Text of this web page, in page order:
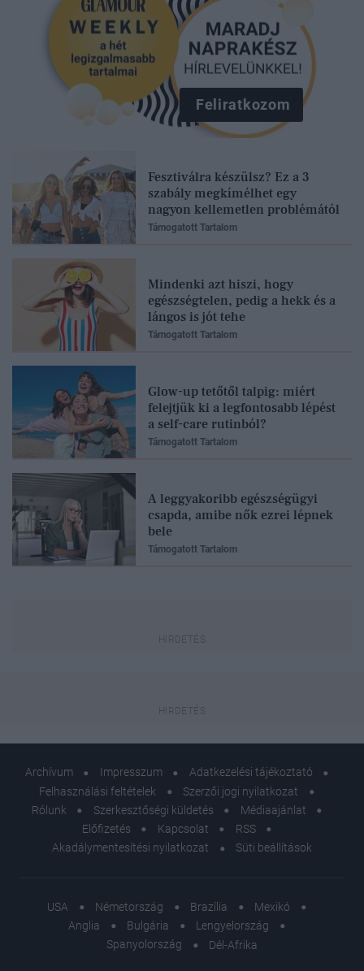
Feliratkozom
Fesztiválra készülsz? Ez a 3
szabály megkímélhet egy
nagyon kellemetlen problémától
Támogatott Tartalom
Mindenki azt hiszi, hogy
egészségtelen, pedig a hekk és a
lángos is jót tehe
Támogatott Tartalom
Glow-up tetőtől talpig: miért
felejtjük ki a legfontosabb lépést
a self-care rutinból?
Támogatott Tartalom
A leggyakoribb egészségügyi
csapda, amibe nők ezrei lépnek
bele
Támogatott Tartalom
Archívum Impresszum
Adatkezelési tájékoztató
Felhasználási feltételek
Szerzői jogi nyilatkozat
Rólunk
Szerkesztőségi küldetés
Médiaajánlat
Előfizetés
Kapcsolat
RSS
Akadálymentesítési nyilatkozat
Süti beállítások
USA Németország Brazília
Mexikó
Anglia
Bulgária
Lengyelország
Spanyolország
Dél-Afrika